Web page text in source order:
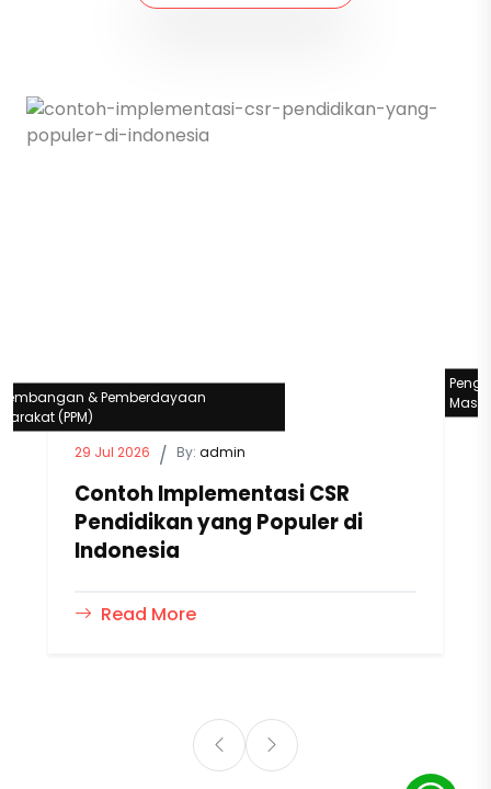
& Pemberdayaan
(PPM)
29 Jul 2026 / By: admin
Contoh Implementasi CSR
Pendidikan yang Populer di
Indonesia
Read More